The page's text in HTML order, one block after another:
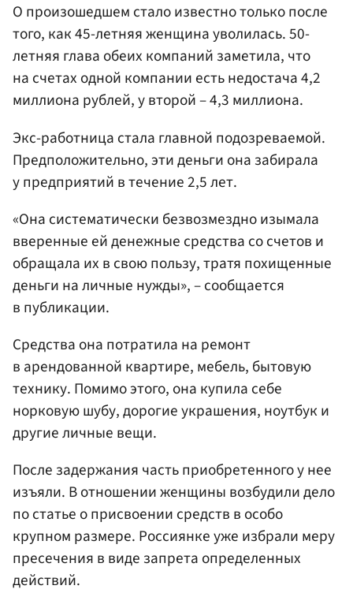
О произошедшем стало известно только после
того, как 45-летняя женщина уволилась. 50-
летняя глава обеих компаний заметила, что
на счетах одной компании есть недостача 4,2
миллиона рублей, у второй – 4,3 миллиона.
Экс-работница стала главной подозреваемой.
Предположительно, эти деньги она забирала
у предприятий в течение 2,5 лет.
«Она систематически безвозмездно изымала
вверенные ей денежные средства со счетов и
обращала их в свою пользу, тратя похищенные
деньги на личные нужды», – сообщается
в публикации.
Средства она потратила на ремонт
в арендованной квартире, мебель, бытовую
технику. Помимо этого, она купила себе
норковую шубу, дорогие украшения, ноутбук и
другие личные вещи.
После задержания часть приобретенного у нее
изъяли. В отношении женщины возбудили дело
по статье о присвоении средств в особо
крупном размере. Россиянке уже избрали меру
пресечения в виде запрета определенных
действий.